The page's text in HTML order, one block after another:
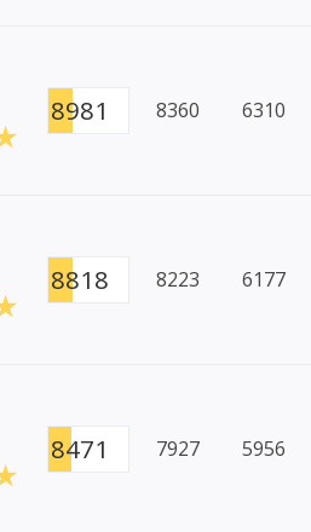
8981 8360 6310
8818 8223 6177
8471 7927 5956